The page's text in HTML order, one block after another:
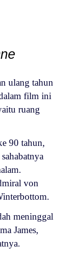
ulang tahun
film ini
ruang
90 tahun,
von
meninggal
James,